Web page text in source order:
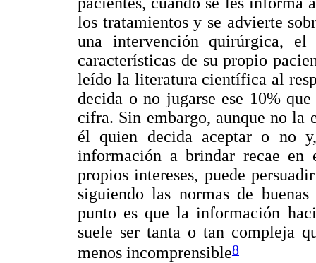
los tratamientos y se advierte
una intervención quirúrgica,
características de su propio
leído la literatura científica al
decida o no jugarse ese 10%
cifra. Sin embargo, aunque no la
él quien decida aceptar o no
información a brindar recae en
propios intereses, puede
siguiendo las normas de
punto es que la información
suele ser tanta o tan compleja
menos incomprensible8